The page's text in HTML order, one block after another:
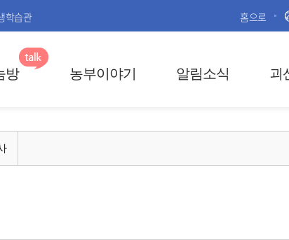
학습관 홈으로
방 농부이야기 알림소식 괴